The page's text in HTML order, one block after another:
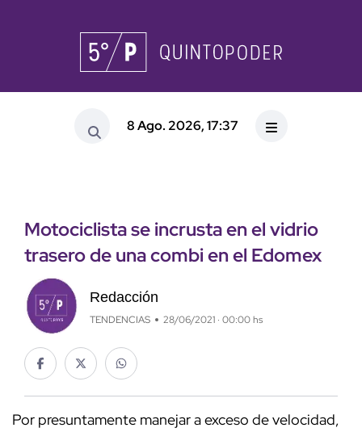
8 Ago. 2026, 17:37
Motociclista se incrusta en el vidrio
trasero de una combi en el Edomex
Redacción
TENDENCIAS 28/06/2021 · 00:00 hs
Por presuntamente manejar a exceso de velocidad,